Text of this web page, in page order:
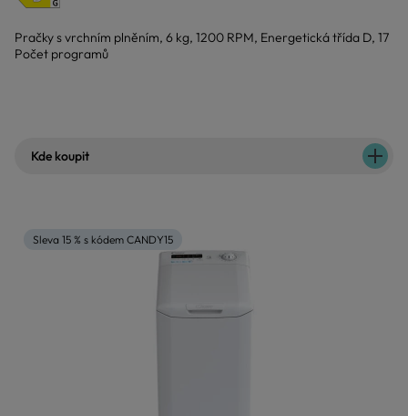
Pračky s vrchním plněním, 6 kg, 1200 RPM, Energetická třída D, 17
Počet programů
Kde koupit
Sleva 15 % s kódem CANDY15